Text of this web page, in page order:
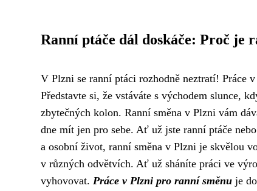
Ranní ptáče dál doskáče: Proč je
V Plzni se ranní ptáci rozhodně neztratí! Práce
Představte si, že vstáváte s východem slunce,
zbytečných kolon. Ranní směna v Plzni vám
dne mít jen pro sebe. Ať už jste ranní ptáče
a osobní život, ranní směna v Plzni je skvělou
v různých odvětvích. Ať už sháníte práci ve
vyhovovat. Práce v Plzni pro ranní směnu je